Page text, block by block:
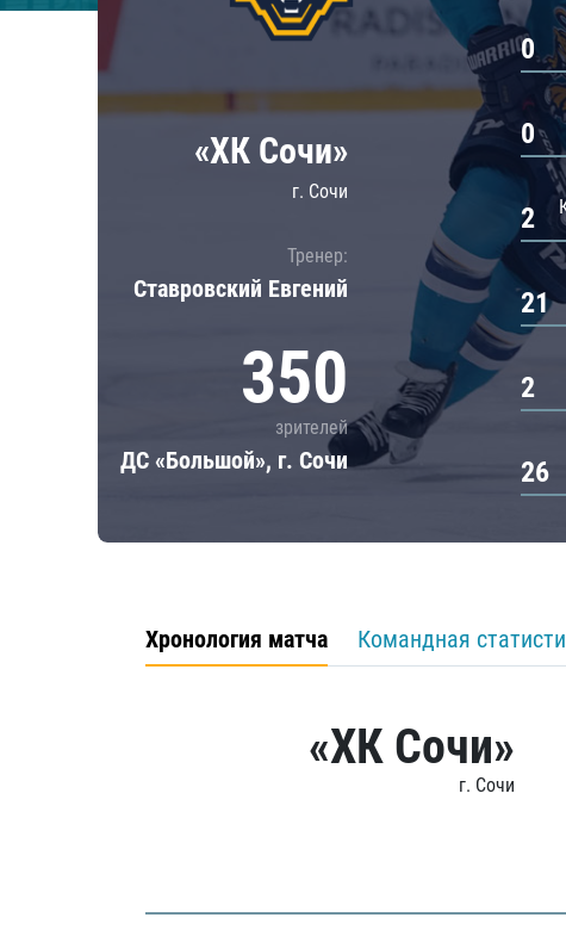
Локомотив
ЦСКА
Шанхайские Драконы
«ХК Сочи»
г. Сочи
Тренер:
Ставровский Евгений
350
зрителей
ДС «Большой», г. Сочи
0
0
2
21
2
26
Хронология матча Командная
«ХК Сочи»
г. Сочи